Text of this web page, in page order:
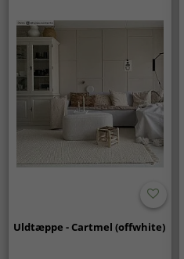
Uldtæppe - Cartmel (offwhite)